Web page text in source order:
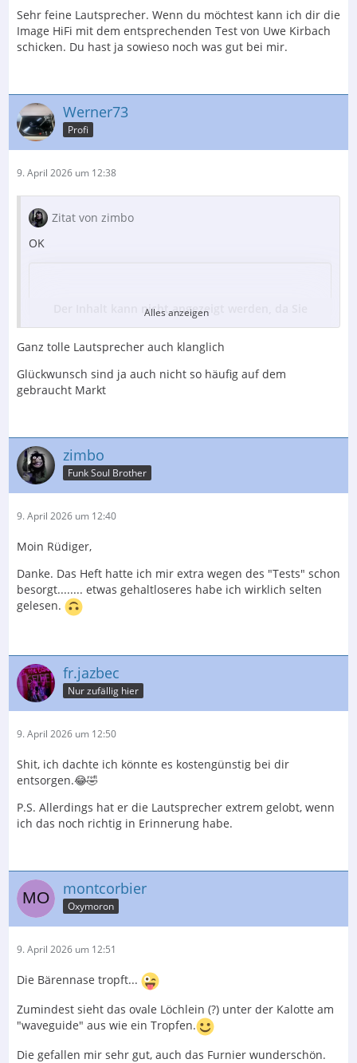
Sehr feine Lautsprecher. Wenn du möchtest kann ich dir die
Image HiFi mit dem entsprechenden Test von Uwe Kirbach
schicken. Du hast ja sowieso noch was gut bei mir.
Werner73
Profi
9. April 2026 um 12:38
Zitat von zimbo
OK
Der Inhalt kann nicht angezeigt werden, da Sie
keine Berechtigung haben, diesen Inhalt zu sehen.
feine Bestückung mit ScanSpeak & ATC
Der Inhalt kann nicht angezeigt werden, da Sie
der Vorbesitzer hat sich wohl nicht so gerne am Anblick
der schönen Chassis erfreut und immer die
Abdeckungen draufgelassen. Daher kommen die
unterschiedlichen Holztöne auf der Front.....
Alles anzeigen
Ganz tolle Lautsprecher auch klanglich
Glückwunsch sind ja auch nicht so häufig auf dem
gebraucht Markt
zimbo
Funk Soul Brother
9. April 2026 um 12:40
Moin Rüdiger,
Danke. Das Heft hatte ich mir extra wegen des "Tests" schon
besorgt........ etwas gehaltloseres habe ich wirklich selten
gelesen.
fr.jazbec
Nur zufällig hier
9. April 2026 um 12:50
Shit, ich dachte ich könnte es kostengünstig bei dir
entsorgen.😂🤣
P.S. Allerdings hat er die Lautsprecher extrem gelobt, wenn
ich das noch richtig in Erinnerung habe.
montcorbier
Oxymoron
9. April 2026 um 12:51
Die Bärennase tropft...
Zumindest sieht das ovale Löchlein (?) unter der Kalotte am
"waveguide" aus wie ein Tropfen.
Die gefallen mir sehr gut, auch das Furnier wunderschön.